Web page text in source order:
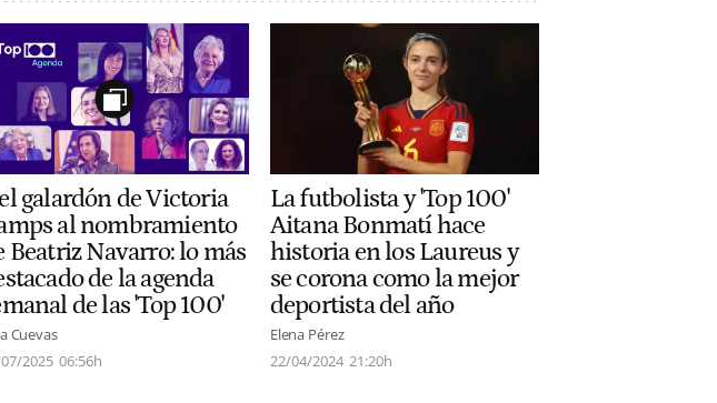
galardón de Victoria
al nombramiento
Beatriz Navarro: lo más
de la agenda
de las 'Top 100'
Cuevas
2025 06:56h
La futbolista y 'Top 100'
Aitana Bonmatí hace
historia en los Laureus y
se corona como la mejor
deportista del año
Elena Pérez
22/04/2024 21:20h